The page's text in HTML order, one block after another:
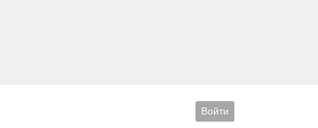
Войти